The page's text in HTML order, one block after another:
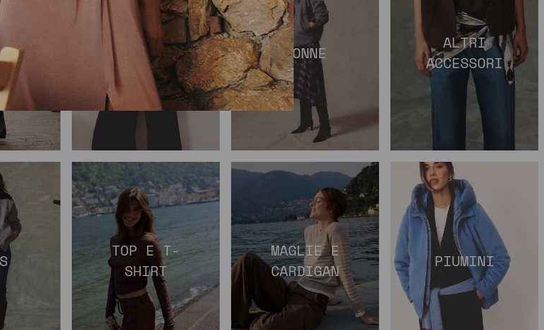
TAILLEUR
E
COMPLETI
GONNE
ALTRI
ACCESSORI
TOP E T-
SHIRT
MAGLIE E
CARDIGAN
PIUMINI